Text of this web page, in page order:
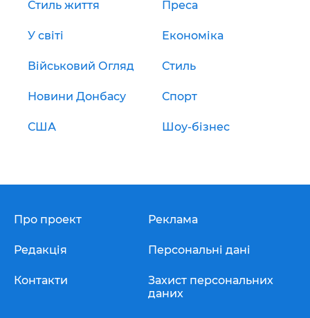
Стиль життя Преса
У світі Економіка
Військовий Огляд Стиль
Новини Донбасу Спорт
США Шоу-бізнес
Про проект
Редакція
Контакти
Реклама
Персональні дані
Захист персональних
даних